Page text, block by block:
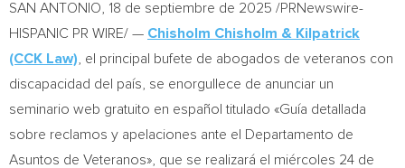
SAN ANTONIO 18 de septiembre de 2025 /PRNewswire-
HISPANIC PR WIRE/ — Chisholm Chisholm & Kilpatrick
(CCK Law) , el principal bufete de abogados de veteranos con
discapacidad del país, se enorgullece de anunciar un
seminario web gratuito en español titulado «Guía detallada
sobre reclamos y apelaciones ante el Departamento de
Asuntos de Veteranos», que se realizará el miércoles 24 de